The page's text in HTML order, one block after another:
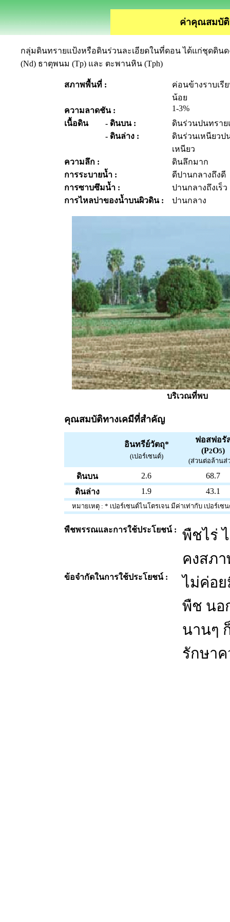
ค่าคุณสมบัติ
กลุ่มดินทรายแป้งหรือดินร่วนละเอียดในที่ดอนได้แก่ชุดดินด
(Nd) ธาตุพนม (Tp) และ ตะพานหิน (Tph)
สภาพพื้นที่ :
ค่อนข้างราบเรี
น้อย
ความลาดชัน :
1-3%
เนื้อดิน
- ดินบน :
ดินร่วนปนทราย
- ดินล่าง :
ดินร่วนเหนียวป
เหนียว
ความลึก :
ดินลึกมาก
การระบายน้ำ :
ดีปานกลางถึงดี
การซาบซึมน้ำ :
ปานกลางถึงเร็ว
การไหลบ่าของน้ำบนผิวดิน :
ปานกลาง
บริเวณที่พบ
คุณสมบัติทางเคมีที่สำคัญ
อินทรีย์วัตถุ*
(เปอร์เซนต์)
ฟอสฟอรั
(P2O5)
(ส่วนต่อล้านส่
ดินบน 2.6
68.7
ดินล่าง
1.9 43.1
หมายเหตุ : * เปอร์เซนต์ไนโตรเจน มีค่าเท่ากับ เปอร์เซ
พืชพรรณและการใช้ประโยชน์ :
พืชไร่
คงสภ
ข้อจำกัดในการใช้ประโยชน์ :
ไม่ค่อ
พืช นอ
นานๆ
รักษา